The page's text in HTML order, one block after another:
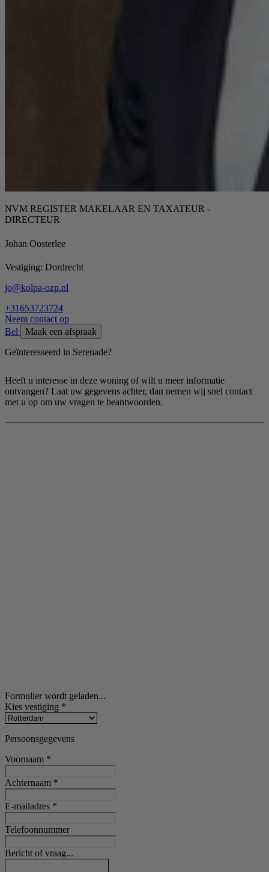
NVM REGISTER MAKELAAR EN TAXATEUR -
DIRECTEUR
Johan Oosterlee
Vestiging: Dordrecht
jo@kolpa-ozp.nl
+31653723724
Neem contact op
Bel
Maak een afspraak
Geïnteresseerd in Serenade?
Heeft u interesse in deze woning of wilt u meer informatie
ontvangen? Laat uw gegevens achter, dan nemen wij snel contact
met u op om uw vragen te beantwoorden.
Formulier wordt geladen...
Kies vestiging *
Persoonsgegevens
Voornaam *
Achternaam *
E-mailadres *
Telefoonnummer
Bericht of vraag...